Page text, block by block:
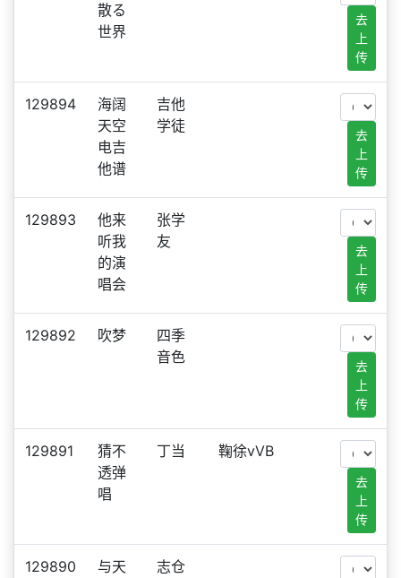
散る
世界
去
上
传
129894
海阔
天空
电吉
他谱
吉他
学徒
去
上
传
129893
他来
听我
的演
唱会
张学
友
去
上
传
129892 吹梦
四季
音色
去
上
传
129891
猜不
透弹
唱
丁当 鞠徐vVB
去
上
传
129890
与天
志仓